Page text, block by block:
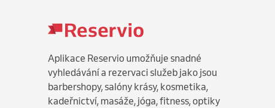
Aplikace Reservio umožňuje snadné
vyhledávání a rezervaci služeb jako jsou
barbershopy, salóny krásy, kosmetika,
kadeřnictví, masáže, jóga, fitness, optiky